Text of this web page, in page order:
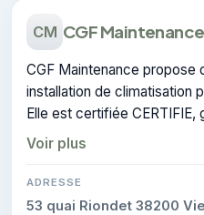
CM CGF Maintenance
CGF Maintenance propose
installation de climatisation
Elle est certifiée
interventions réalisées.
Voir plus
ADRESSE
53 quai Riondet 38200